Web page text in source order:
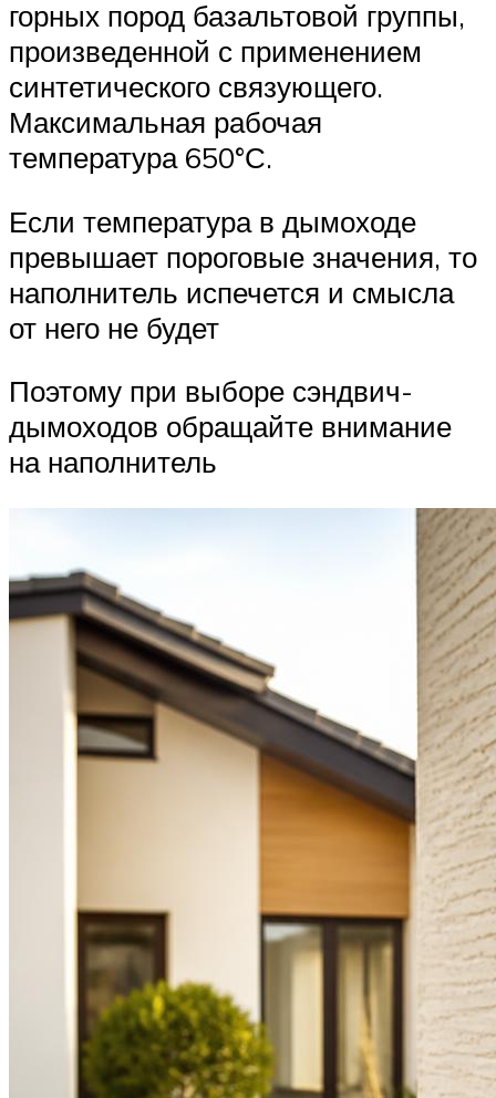
горных пород базальтовой группы,
произведенной с применением
синтетического связующего.
Максимальная рабочая
температура 650°С.
Если температура в дымоходе
превышает пороговые значения, то
наполнитель испечется и смысла
от него не будет
Поэтому при выборе сэндвич-
дымоходов обращайте внимание
на наполнитель